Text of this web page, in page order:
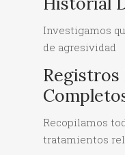
Investigamos
de agresividad
Registros
Recopilamos
tratamientos